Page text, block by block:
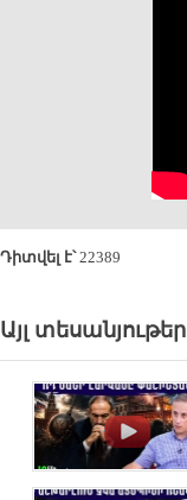
Դիտվել է՝22389
Այլ տեսանյութեր
.